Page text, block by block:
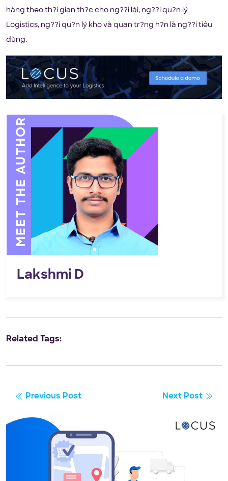
hàng theo th?i gian th?c cho ng??i lái, ng??i qu?n lý
Logistics, ng??i qu?n lý kho và quan tr?ng h?n là ng??i tiêu
dùng.
MEET THE AUTHOR
Lakshmi D
Related Tags:
Previous Post Next Post